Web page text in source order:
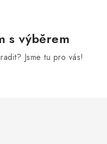
s výběrem
Jsme tu pro vás!